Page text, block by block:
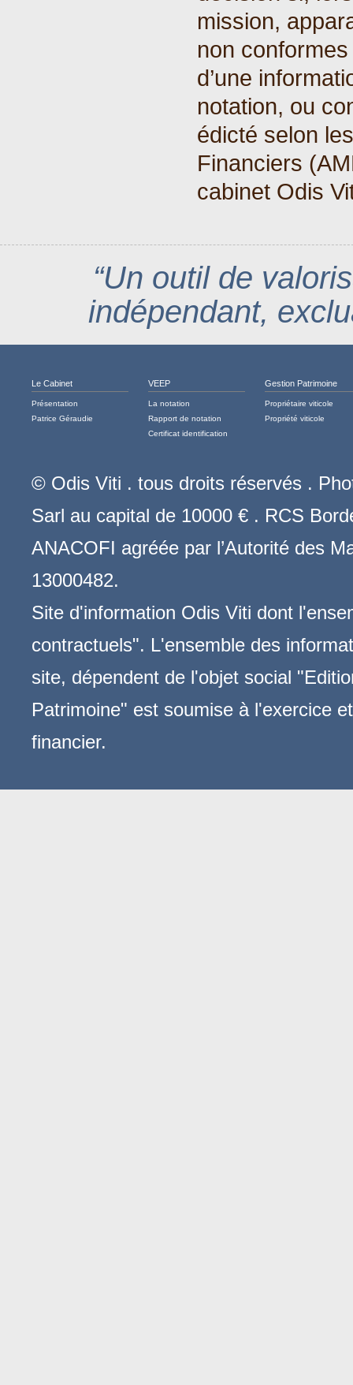
mission,
non
d’une
notation, ou
édicté selon
Financiers
cabinet Odis
“Un outil de
indépendant,
Le Cabinet
Présentation
Patrice Géraudie
VEEP
La notation
Rapport de notation
Certificat identification
Gestion Patrimoine
Propriétaire viticole
Propriété viticole
© Odis Viti . tous droits réservés .
Sarl au capital de 10000 € . RCS
ANACOFI agréée par l’Autorité des
13000482.
Site d'information Odis Viti dont
contractuels". L'ensemble des
site, dépendent de l'objet social
Patrimoine" est soumise à l'exercice
financier.